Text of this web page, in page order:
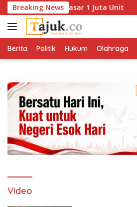
Langsung
ke
konten
Breaking News
Drastis, Sasar 1 Juta Unit
Berita Politik Hukum Olahraga
Video